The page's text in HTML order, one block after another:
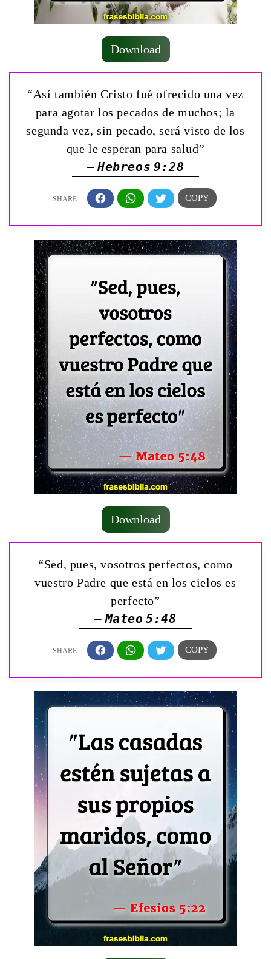
Download
“Así también Cristo fué ofrecido una vez
para agotar los pecados de muchos; la
segunda vez, sin pecado, será visto de los
que le esperan para salud”
— Hebreos 9:28
Download
“Sed, pues, vosotros perfectos, como
vuestro Padre que está en los cielos es
perfecto”
— Mateo 5:48